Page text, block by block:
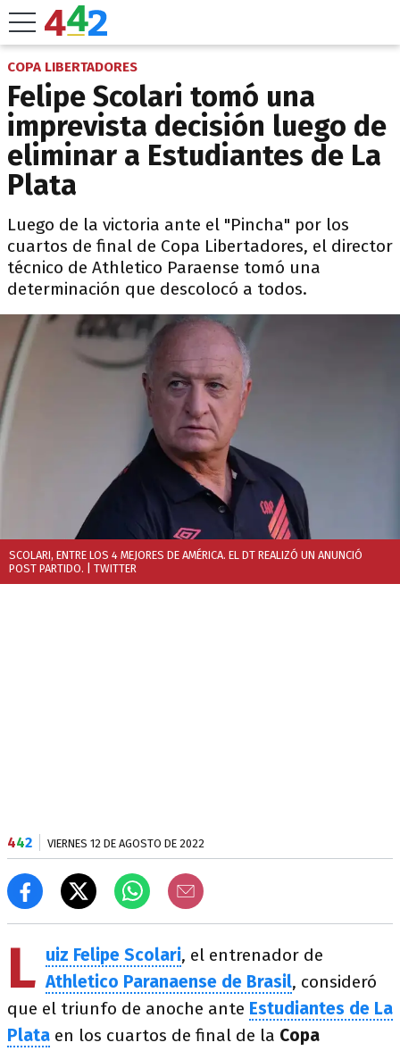
COPA LIBERTADORES
Felipe Scolari tomó una
imprevista decisión luego de
eliminar a Estudiantes de La
Plata
Luego de la victoria ante el "Pincha" por los
cuartos de final de Copa Libertadores, el director
técnico de Athletico Paraense tomó una
determinación que descolocó a todos.
SCOLARI, ENTRE LOS 4 MEJORES DE AMÉRICA. EL DT REALIZÓ UN ANUNCIÓ
POST PARTIDO. | TWITTER
442 VIERNES 12 DE AGOSTO DE 2022
L uiz Felipe Scolari, el entrenador de
Athletico Paranaense de Brasil, consideró
que el triunfo de anoche ante Estudiantes de La
Plata en los cuartos de final de la Copa